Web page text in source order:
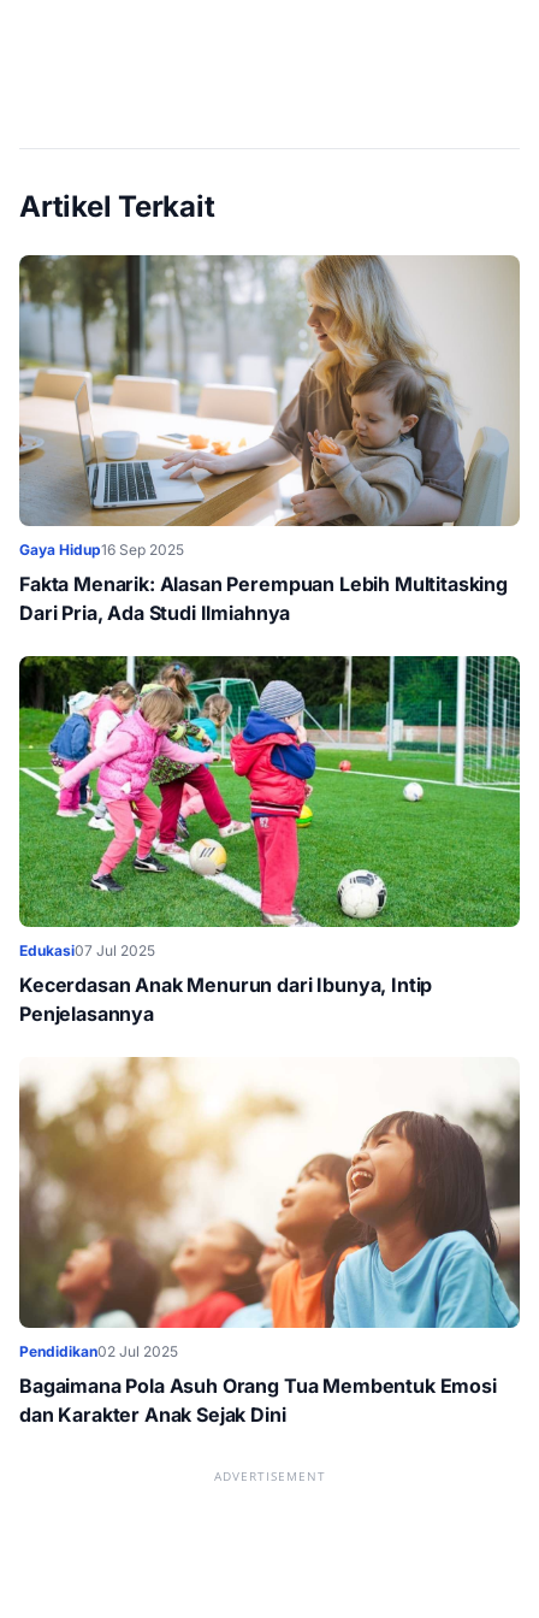
Artikel Terkait
Gaya Hidup16 Sep 2025
Fakta Menarik: Alasan Perempuan Lebih Multitasking
Dari Pria, Ada Studi Ilmiahnya
Edukasi07 Jul 2025
Kecerdasan Anak Menurun dari Ibunya, Intip
Penjelasannya
Pendidikan02 Jul 2025
Bagaimana Pola Asuh Orang Tua Membentuk Emosi
dan Karakter Anak Sejak Dini
ADVERTISEMENT